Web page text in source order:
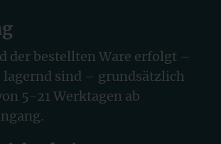
der bestellten Ware erfolgt –
lagernd sind – grundsätzlich
5-21 Werktagen ab